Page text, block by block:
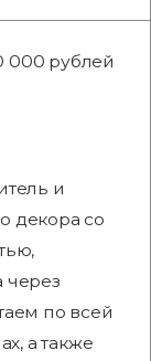
000 рублей
и
декора со
через
по всей
а также